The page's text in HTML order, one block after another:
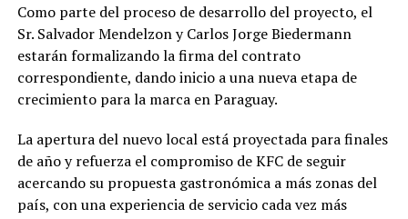
Como parte del proceso de desarrollo del proyecto, el
Sr. Salvador Mendelzon y Carlos Jorge Biedermann
estarán formalizando la firma del contrato
correspondiente, dando inicio a una nueva etapa de
crecimiento para la marca en Paraguay.
La apertura del nuevo local está proyectada para finales
de año y refuerza el compromiso de KFC de seguir
acercando su propuesta gastronómica a más zonas del
país, con una experiencia de servicio cada vez más